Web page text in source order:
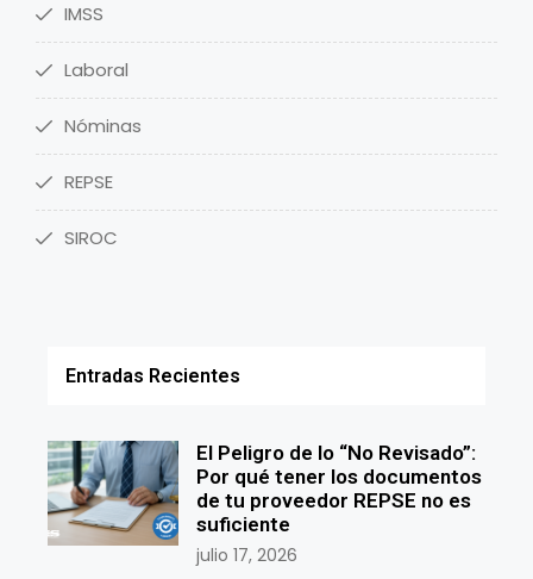
IMSS
Laboral
Nóminas
REPSE
SIROC
Entradas Recientes
El Peligro de lo “No Revisado”:
Por qué tener los documentos
de tu proveedor REPSE no es
suficiente
julio 17, 2026